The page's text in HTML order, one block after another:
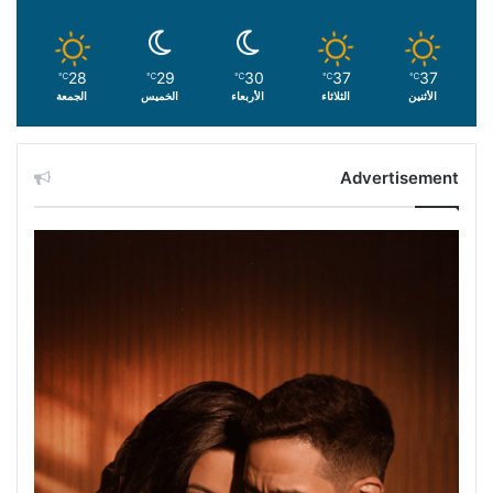
37
℃
الأثنين
37
℃
الثلاثاء
30
℃
الأربعاء
29
℃
الخميس
28
℃
الجمعة
Advertisement